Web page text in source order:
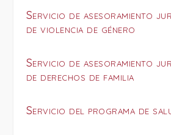
Servicio de asesoramiento
de violencia de género
Servicio de asesoramiento
de derechos de familia
Servicio del programa de